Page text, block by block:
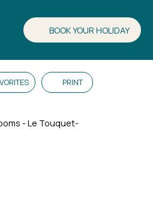
BOOK YOUR HOLIDAY
PRINT